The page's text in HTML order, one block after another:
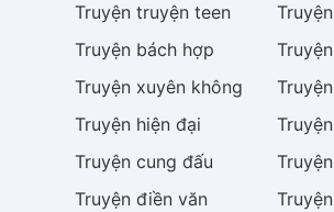
Truyện truyện teen Truyện
Truyện bách hợp Truyện
Truyện xuyên không Truyện
Truyện hiện đại Truyện
Truyện cung đấu Truyện
Truyện điền văn Truyện